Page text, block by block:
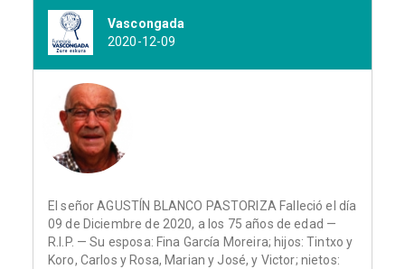
Vascongada
2020-12-09
El señor AGUSTÍN BLANCO PASTORIZA Falleció el día
09 de Diciembre de 2020, a los 75 años de edad —
R.I.P. — Su esposa: Fina García Moreira; hijos: Tintxo y
Koro, Carlos y Rosa, Marian y José, y Victor; nietos: